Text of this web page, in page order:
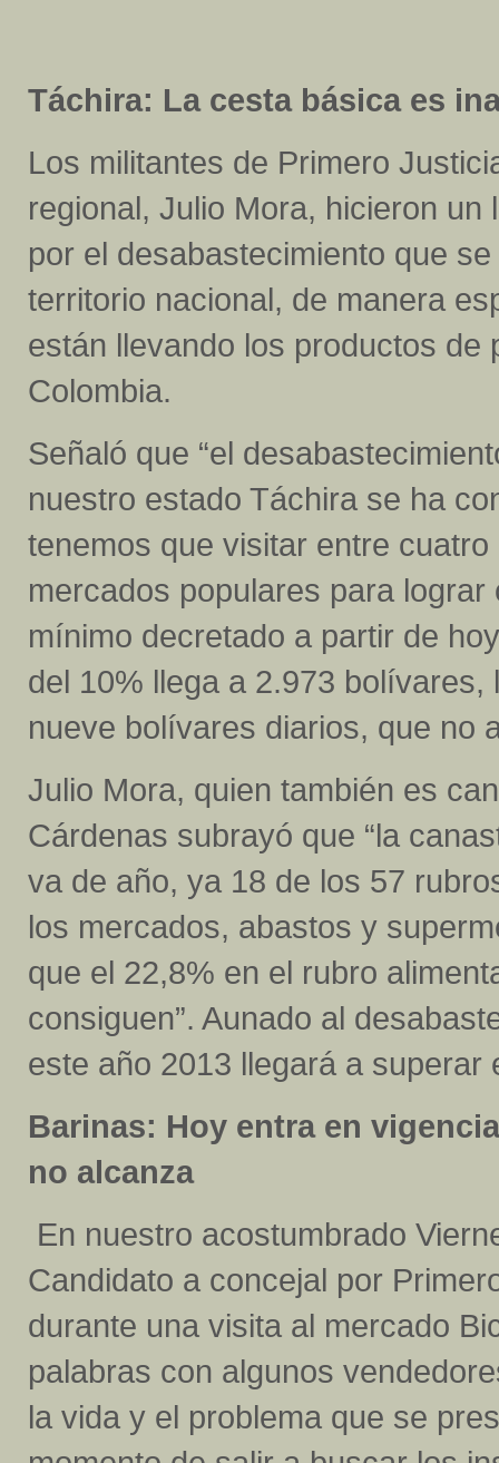
Táchira: La cesta básica es
Los militantes de Primero
regional, Julio Mora, hicieron
por el desabastecimiento que
territorio nacional, de manera
están llevando los productos de
Colombia.
Señaló que “el
nuestro estado Táchira se ha
tenemos que visitar entre
mercados populares para
mínimo decretado a partir de
del 10% llega a 2.973
nueve bolívares diarios, que no
Julio Mora, quien también es
Cárdenas subrayó que “la
va de año, ya 18 de los 57
los mercados, abastos y
que el 22,8% en el rubro
consiguen”. Aunado al
este año 2013 llegará a superar
Barinas: Hoy entra en
no alcanza
En nuestro acostumbrado
Candidato a concejal por
durante una visita al mercado
palabras con algunos
la vida y el problema que se